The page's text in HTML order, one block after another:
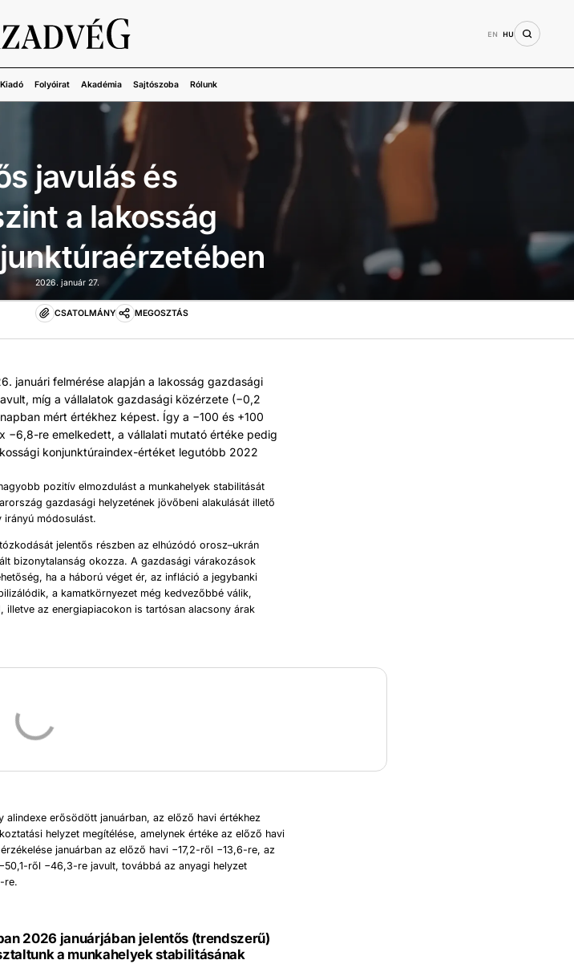
EN HU
Kiadó Folyóirat Akadémia Sajtószoba Rólunk
javulás és
a lakosság
2026. január 27.
CSATOLMÁNY MEGOSZTÁS
januári felmérése alapján a lakosság gazdasági
míg a vállalatok gazdasági közérzete (−0,2
mért értékhez képest. Így a −100 és +100
−6,8-re emelkedett, a vállalati mutató értéke pedig
konjunktúraindex-értéket legutóbb 2022
pozitív elmozdulást a munkahelyek stabilitását
gazdasági helyzetének jövőbeni alakulását illető
irányú módosulást.
jelentős részben az elhúzódó orosz–ukrán
bizonytalanság okozza. A gazdasági várakozások
ha a háború véget ér, az infláció a jegybanki
a kamatkörnyezet még kedvezőbbé válik,
az energiapiacokon is tartósan alacsony árak
alindexe erősödött januárban, az előző havi értékhez
helyzet megítélése, amelynek értéke az előző havi
januárban az előző havi −17,2-ről −13,6-re, az
ről −46,3-re javult, továbbá az anyagi helyzet
re.
2026 januárjában jelentős (trendszerű)
a munkahelyek stabilitásának